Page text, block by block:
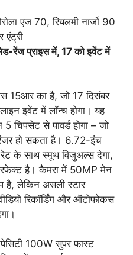
रेंज प्राइस में, 17 को इवेंट में
15आर का है, जो 17 दिसंबर
इवेंट में लॉन्च होगा। यह
चिपसेट से पावर्ड होगा – जो
हो सकता है। 6.72-इंच
के साथ स्मूथ विजुअल्स देगा,
है। कैमरा में 50MP मेन
है, लेकिन असली स्टार
रिकॉर्डिंग और ऑटोफोकस
100W सुपर फास्ट